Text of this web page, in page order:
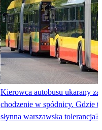
Kierowca autobusu ukarany
chodzenie w spódnicy. Gdzie ta
słynna warszawska tolerancja?